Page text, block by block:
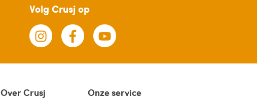
Volg Crusj op
Over Crusj Onze service